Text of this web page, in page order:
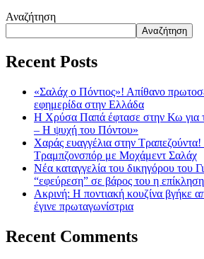
Αναζήτηση
Αναζήτηση
Recent Posts
«Σαλάχ ο Πόντιος»! Απίθανο
εφημερίδα στην Ελλάδα
Η Χρύσα Παπά έφτασε στην Κω για
– Η ψυχή του Πόντου»
Χαράς ευαγγέλια στην
Τραμπζονσπόρ με Μοχάμεντ Σαλάχ
Νέα καταγγελία του δικηγόρου του
“εφεύρεση” σε βάρος του η
Ακρινή: Η ποντιακή κουζίνα βγήκε
έγινε πρωταγωνίστρια
Recent Comments